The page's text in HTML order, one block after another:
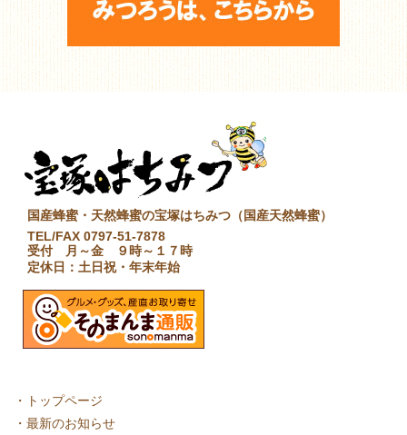
国産蜂蜜・天然蜂蜜の宝塚はちみつ（国産天然蜂蜜）
TEL/FAX 0797-51-7878
受付 月～金 ９時～１７時
定休日：土日祝・年末年始
・
トップページ
・ 最新のお知らせ